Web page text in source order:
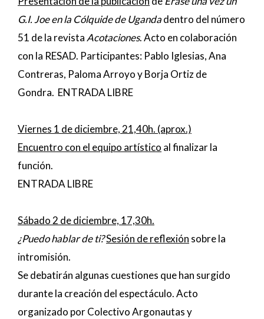
G.I. Joe en la Cólquide de Ugandadentro del número
51 de la revista Acotaciones. Acto en colaboración
con la RESAD. Participantes: Pablo Iglesias, Ana
Contreras, Paloma Arroyo y Borja Ortiz de
Gondra. ENTRADA LIBRE
Viernes 1 de diciembre, 21,40h. (aprox.)
Encuentro con el equipo artístico al finalizar la
función.
ENTRADA LIBRE
Sábado 2 de diciembre, 17,30h.
¿Puedo hablar de ti?Sesión de reflexión sobre la
intromisión.
Se debatirán algunas cuestiones que han surgido
durante la creación del espectáculo. Acto
organizado por Colectivo Argonautas y